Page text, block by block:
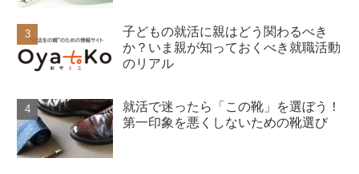
子どもの就活に親はどう関わるべき
か？いま親が知っておくべき就職活動
のリアル
就活で迷ったら「この靴」を選ぼう！
第一印象を悪くしないための靴選び